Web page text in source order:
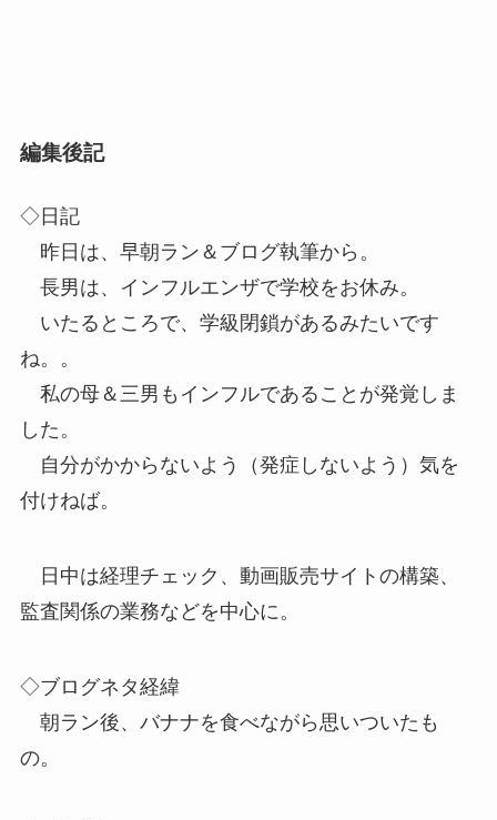
編集後記
◇日記
昨日は、早朝ラン＆ブログ執筆から。
長男は、インフルエンザで学校をお休み。
いたるところで、学級閉鎖があるみたいです
ね。。
私の母＆三男もインフルであることが発覚しま
した。
自分がかからないよう（発症しないよう）気を
付けねば。
日中は経理チェック、動画販売サイトの構築、
監査関係の業務などを中心に。
◇ブログネタ経緯
朝ラン後、バナナを食べながら思いついたも
の。